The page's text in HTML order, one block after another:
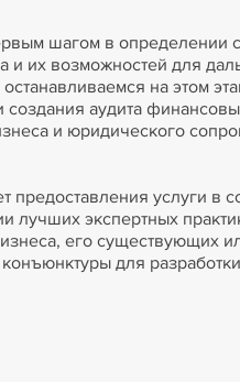
шагом в определении
и их возможностей для
на этом
аудита
и юридического
услуги в
лучших экспертных
его существующих
для